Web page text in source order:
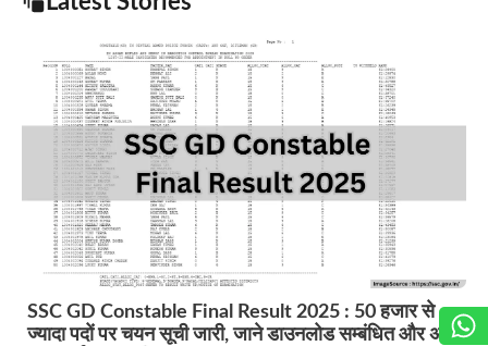
SSC GD Constable Final Result 2025 : 50 हजार से
ज्यादा पदों पर चयन सूची जारी, जाने डाउनलोड सम्बंधित और अन्य